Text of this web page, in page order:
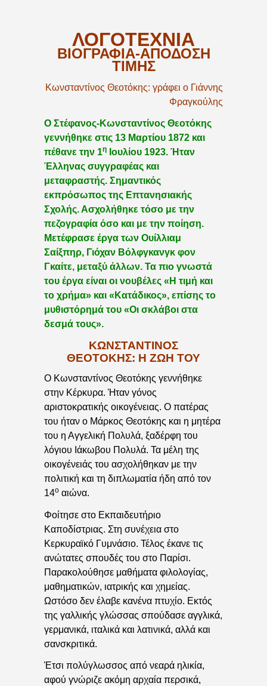
ΛΟΓΟΤΕΧΝΙΑ
ΒΙΟΓΡΑΦΙΑ-ΑΠΟΔΟΣΗ
ΤΙΜΗΣ
Κωνσταντίνος Θεοτόκης: γράφει ο Γιάννης
Φραγκούλης
Ο Στέφανος-Κωνσταντίνος Θεοτόκης
γεννήθηκε στις 13 Μαρτίου 1872 και
πέθανε την 1η Ιουλίου 1923. Ήταν
Έλληνας συγγραφέας και
μεταφραστής. Σημαντικός
εκπρόσωπος της Επτανησιακής
Σχολής. Ασχολήθηκε τόσο με την
πεζογραφία όσο και με την ποίηση.
Μετέφρασε έργα των Ουίλλιαμ
Σαίξπηρ, Γιόχαν Βόλφγκανγκ φον
Γκαίτε, μεταξύ άλλων. Τα πιο γνωστά
του έργα είναι οι νουβέλες «Η τιμή και
το χρήμα» και «Κατάδικος», επίσης το
μυθιστόρημά του «Οι σκλάβοι στα
δεσμά τους».
ΚΩΝΣΤΑΝΤΙΝΟΣ
ΘΕΟΤΟΚΗΣ: Η ΖΩΗ ΤΟΥ
Ο Κωνσταντίνος Θεοτόκης γεννήθηκε
στην Κέρκυρα. Ήταν γόνος
αριστοκρατικής οικογένειας. Ο πατέρας
του ήταν ο Μάρκος Θεοτόκης και η μητέρα
του η Αγγελική Πολυλά, ξαδέρφη του
λόγιου Ιάκωβου Πολυλά. Τα μέλη της
οικογένειάς του ασχολήθηκαν με την
πολιτική και τη διπλωματία ήδη από τον
14ο αιώνα.
Φοίτησε στο Εκπαιδευτήριο
Καποδίστριας. Στη συνέχεια στο
Κερκυραϊκό Γυμνάσιο. Τέλος έκανε τις
ανώτατες σπουδές του στο Παρίσι.
Παρακολούθησε μαθήματα φιλολογίας,
μαθηματικών, ιατρικής και χημείας.
Ωστόσο δεν έλαβε κανένα πτυχίο. Εκτός
της γαλλικής γλώσσας σπούδασε αγγλικά,
γερμανικά, ιταλικά και λατινικά, αλλά και
σανσκριτικά.
Έτσι πολύγλωσσος από νεαρά ηλικία,
αφού γνώριζε ακόμη αρχαία περσικά,